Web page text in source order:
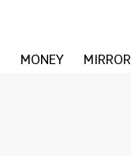
MONEY MIRROR